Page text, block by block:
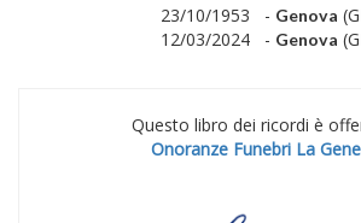
23/10/1953 - Genova
12/03/2024 - Genova
Questo libro dei ricordi è
Onoranze Funebri La